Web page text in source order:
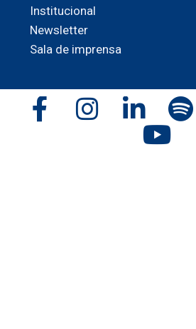
Institucional
Newsletter
Sala de imprensa